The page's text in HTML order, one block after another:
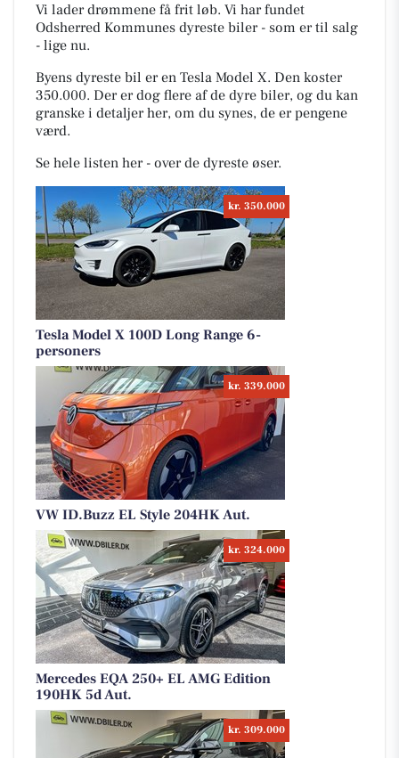
Vi lader drømmene få frit løb. Vi har fundet
Odsherred Kommunes dyreste biler - som er til salg
- lige nu.
Byens dyreste bil er en Tesla Model X. Den koster
350.000. Der er dog flere af de dyre biler, og du kan
granske i detaljer her, om du synes, de er pengene
værd.
Se hele listen her - over de dyreste øser.
kr. 350.000
Tesla Model X 100D Long Range 6-
personers
kr. 339.000
VW ID.Buzz EL Style 204HK Aut.
kr. 324.000
Mercedes EQA 250+ EL AMG Edition
190HK 5d Aut.
kr. 309.000